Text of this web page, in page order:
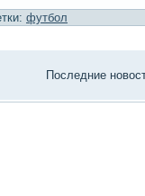
футбол
Последние